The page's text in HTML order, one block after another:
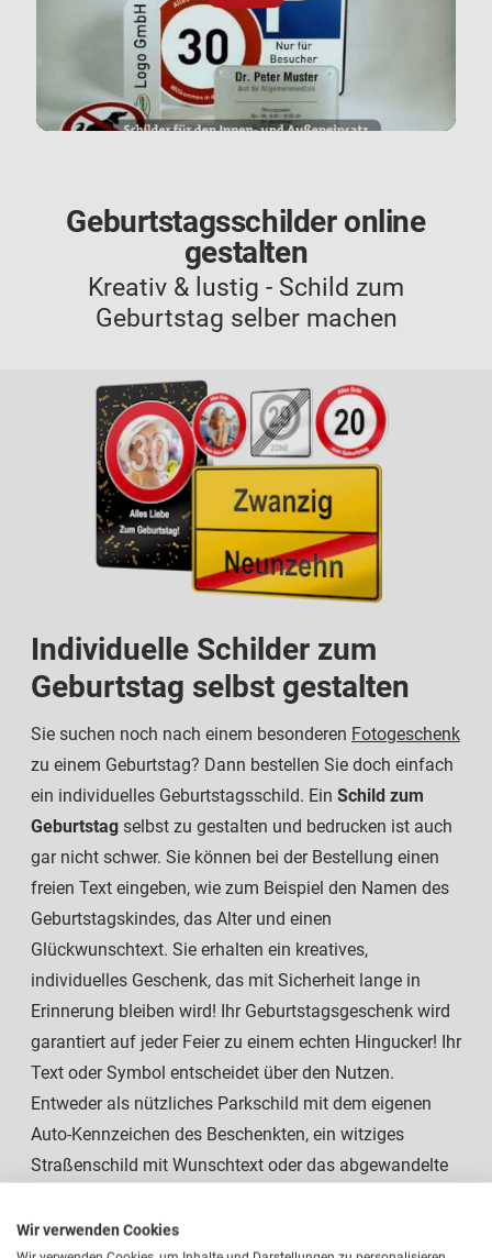
Geburtstagsschilder online
gestalten
Kreativ & lustig - Schild zum
Geburtstag selber machen
Individuelle Schilder zum
Geburtstag selbst gestalten
Sie suchen noch nach einem besonderen Fotogeschenk
zu einem Geburtstag? Dann bestellen Sie doch einfach
ein individuelles Geburtstagsschild. Ein Schild zum
Geburtstag selbst zu gestalten und bedrucken ist auch
gar nicht schwer. Sie können bei der Bestellung einen
freien Text eingeben, wie zum Beispiel den Namen des
Geburtstagskindes, das Alter und einen
Glückwunschtext. Sie erhalten ein kreatives,
individuelles Geschenk, das mit Sicherheit lange in
Erinnerung bleiben wird! Ihr Geburtstagsgeschenk wird
garantiert auf jeder Feier zu einem echten Hingucker! Ihr
Text oder Symbol entscheidet über den Nutzen.
Entweder als nützliches Parkschild mit dem eigenen
Auto-Kennzeichen des Beschenkten, ein witziges
Straßenschild mit Wunschtext oder das abgewandelte
„Geburtstagskindes“. So können Sie zum Beispiel
Wir verwenden Cookies